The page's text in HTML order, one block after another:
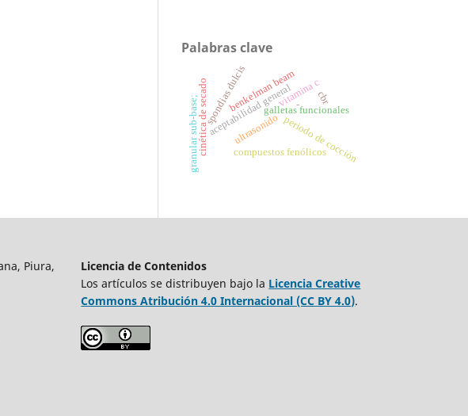
Palabras clave
compuestos fenólicos
aceptabilidad general
periodo de cocción
galletas funcionales
cinética de secado vitamina c
granular sub-base;spondias dulcis
ultrasonido
cbr
benkelman beam-
Piura,
Licencia de Contenidos
Los artículos se distribuyen bajo la Licencia Creative
Commons Atribución 4.0 Internacional (CC BY 4.0).